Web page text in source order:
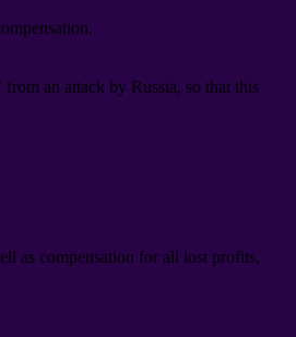
.
from an attack by Russia, so that this
as compensation for all lost profits,